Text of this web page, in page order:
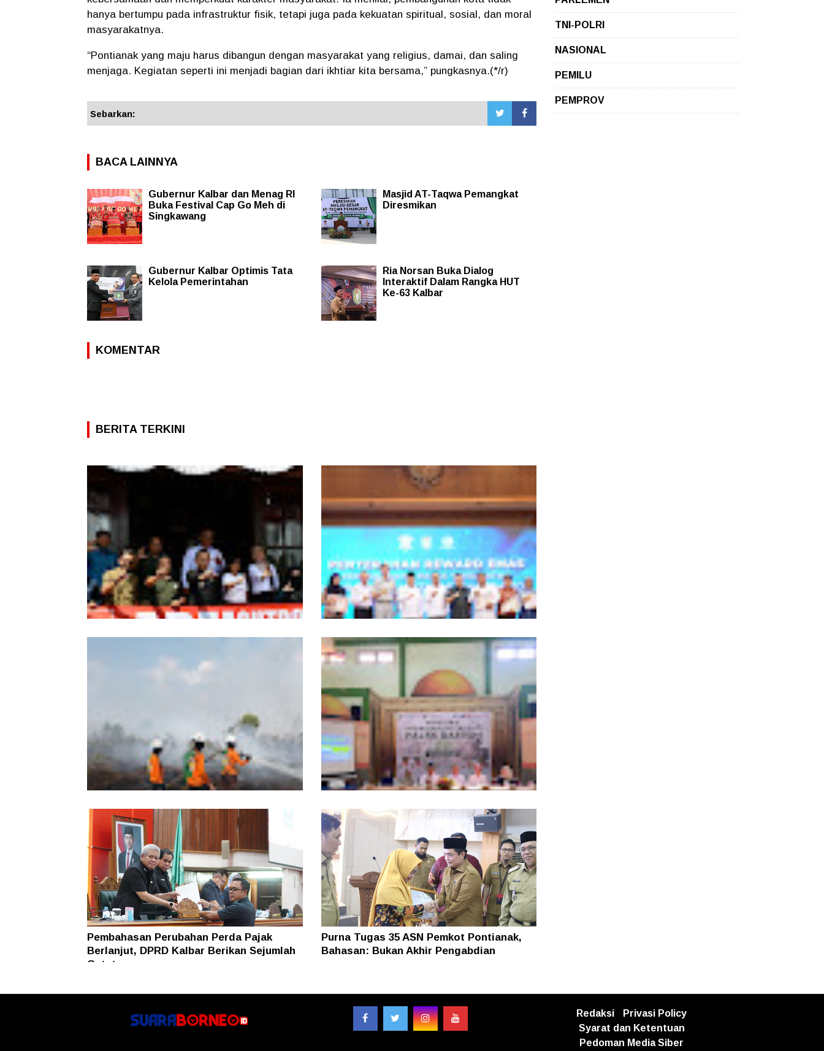
hanya bertumpu pada infrastruktur fisik, tetapi juga pada kekuatan spiritual, sosial, dan moral
masyarakatnya.
“Pontianak yang maju harus dibangun dengan masyarakat yang religius, damai, dan saling
menjaga. Kegiatan seperti ini menjadi bagian dari ikhtiar kita bersama,” pungkasnya.(*/r)
Sebarkan:
BACA LAINNYA
Gubernur Kalbar dan Menag RI
Buka Festival Cap Go Meh di
Singkawang
Masjid AT-Taqwa Pemangkat
Diresmikan
Gubernur Kalbar Optimis Tata
Kelola Pemerintahan
Ria Norsan Buka Dialog
Interaktif Dalam Rangka HUT
Ke-63 Kalbar
KOMENTAR
BERITA TERKINI
Pemprov Kalbar Tegaskan Komitmen
Percepat Digitalisasi Pelayanan Publik
Karhutla Dekati SMKN 1 Sungai Raya, Tim
SAR Dit Samapta Polda Kalbar Antipasi
Api Meluas
Layanan Samsat GOKATAN Diperpanjang
Jadi Tiga Hari
Pembahasan Perubahan Perda Pajak
Berlanjut, DPRD Kalbar Berikan Sejumlah
Catatan
Purna Tugas 35 ASN Pemkot Pontianak,
Bahasan: Bukan Akhir Pengabdian
TNI-POLRI
NASIONAL
PEMILU
PEMPROV
Redaksi
Privasi Policy
Syarat dan Ketentuan
Pedoman Media Siber